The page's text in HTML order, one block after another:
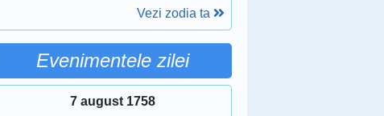
Vezi zodia ta
Evenimentele zilei
7 august 1758